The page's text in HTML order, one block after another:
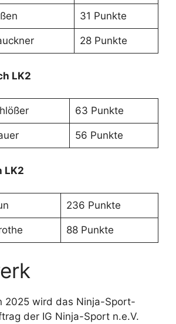
31 Punkte
28 Punkte
LK2
63 Punkte
56 Punkte
LK2
236 Punkte
88 Punkte
2025 wird das Ninja-Sport-
der IG Ninja-Sport n.e.V.